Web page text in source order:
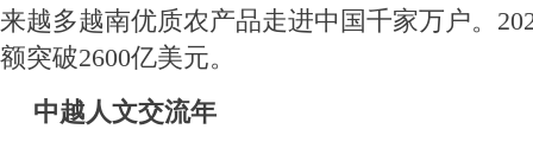
来越多越南优质农产品走进中国千家万户。
额突破2600亿美元。
中越人文交流年